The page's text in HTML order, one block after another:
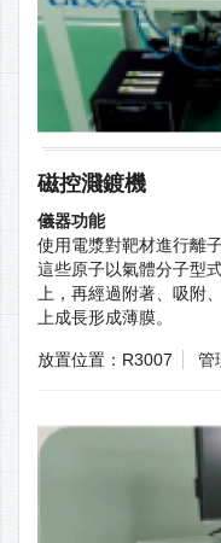
磁控濺鍍機
儀器功能
使用電漿對靶材進行離
這些原子以氣體分子型
上，再經過附著、吸附
上成長形成薄膜。
放置位置：R3007 管